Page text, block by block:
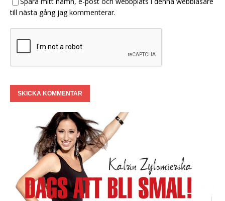
till nästa gång jag kommenterar.